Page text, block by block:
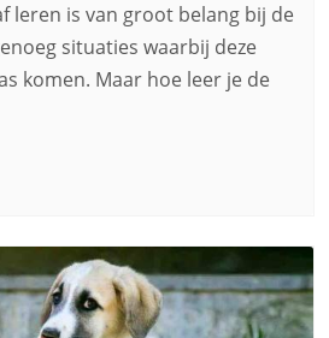
leren is van groot belang bij de
situaties waarbij deze
komen. Maar hoe leer je de